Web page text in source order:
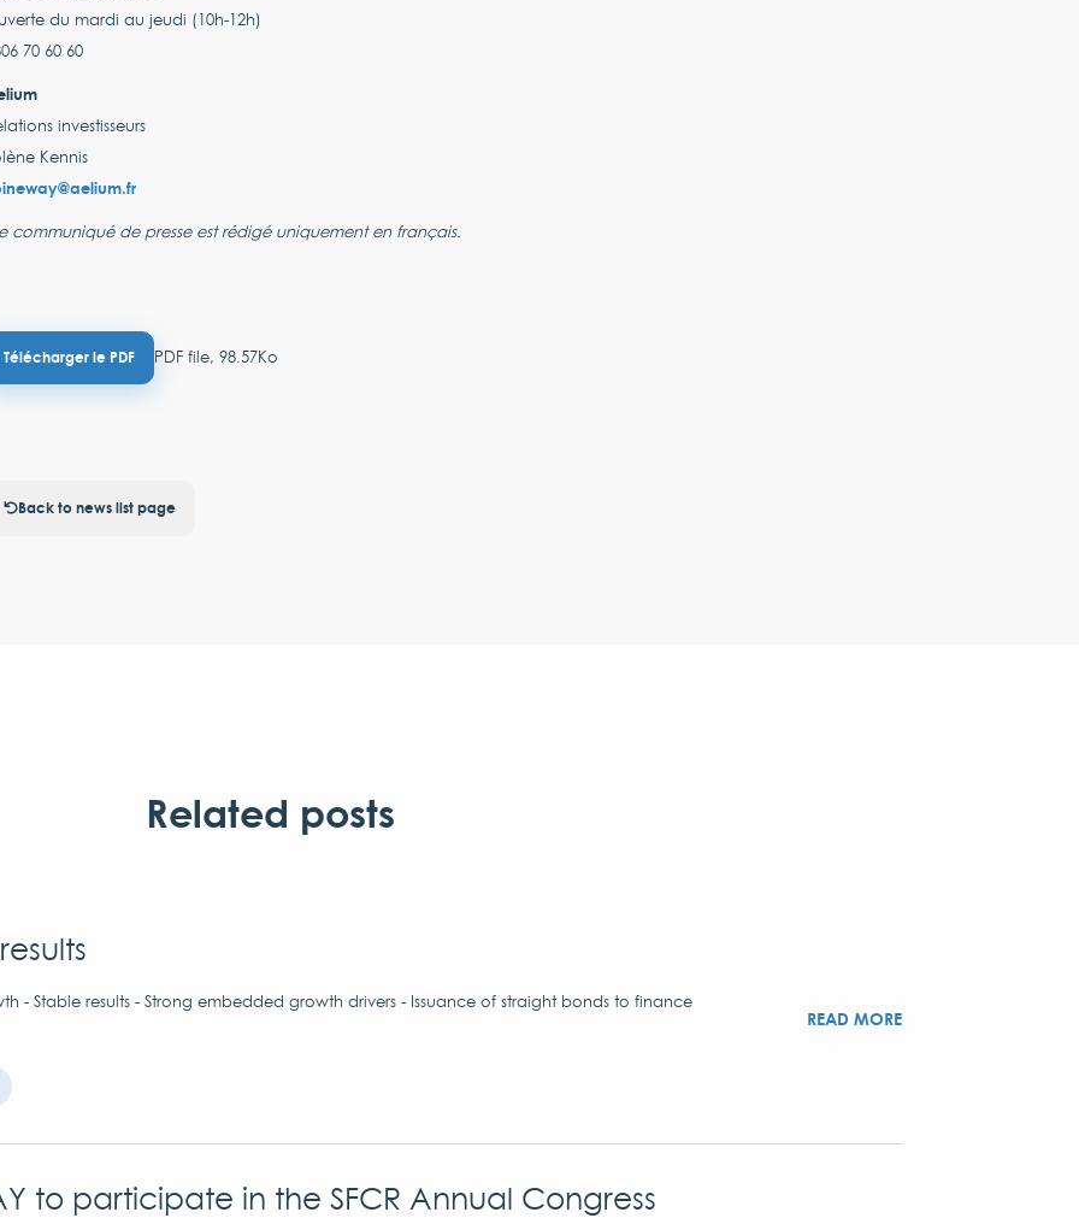
du mardi au jeudi (10h-12h)
70 60 60
investisseurs
Kennis
communiqué de presse est rédigé uniquement en français.
Télécharger le PDF PDF file, 98.57Ko
Back to news list page
Related posts
- Stable results - Strong embedded growth drivers - Issuance of straight bonds to finance
READ MORE
to participate in the SFCR Annual Congress